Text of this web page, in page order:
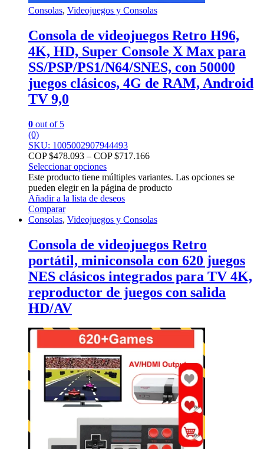
Consolas, Videojuegos y Consolas
Consola de videojuegos Retro H96,
4K, HD, Super Console X Max para
SS/PSP/PS1/N64/SNES, con 50000
juegos clásicos, 4G de RAM, Android
TV 9,0
0 out of 5
(0)
SKU: 1005002907944493
COP $478.093 – COP $717.166
Seleccionar opciones
Este producto tiene múltiples variantes. Las opciones se
pueden elegir en la página de producto
Añadir a la lista de deseos
Comparar
Consolas, Videojuegos y Consolas
Consola de videojuegos Retro
portátil, miniconsola con 620 juegos
NES clásicos integrados para TV 4K,
reproductor de juegos con salida
HD/AV